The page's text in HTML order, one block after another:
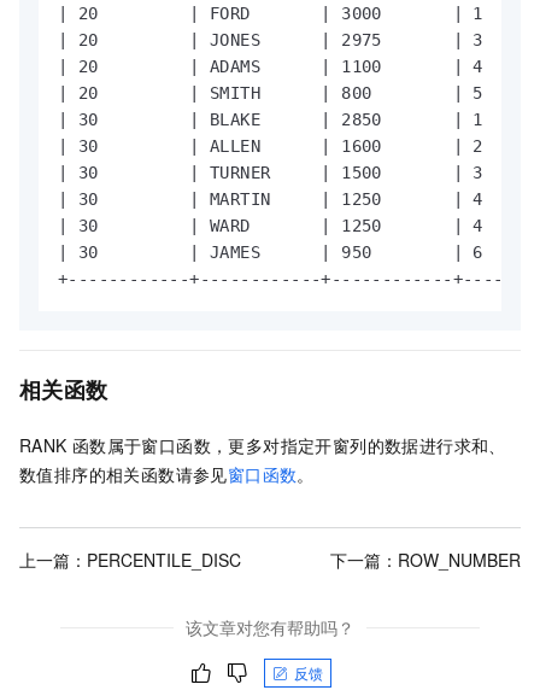
| 20         | FORD       | 3000       | 1
| 20         | JONES      | 2975       | 3
| 20         | ADAMS      | 1100       | 4
| 20         | SMITH      | 800        | 5
| 30         | BLAKE      | 2850       | 1
| 30         | ALLEN      | 1600       | 2
| 30         | TURNER     | 1500       | 3
| 30         | MARTIN     | 1250       | 4
| 30         | WARD       | 1250       | 4
| 30         | JAMES      | 950        | 6
+------------+------------+------------
相关函数
RANK 函数属于窗口函数，更多对指定开窗列的数据进行求和、
数值排序的相关函数请参见窗口函数。
上一篇： PERCENTILE_DISC 下一篇： ROW_NUMBER
该文章对您有帮助吗？
反馈